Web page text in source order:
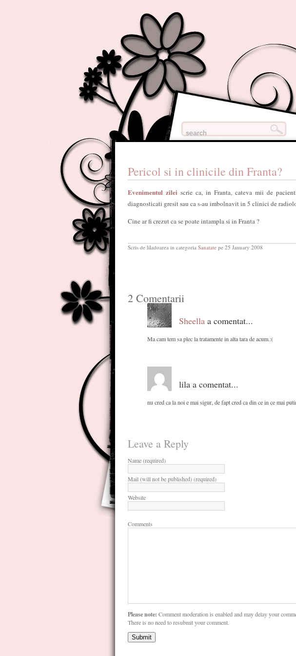
Pericol si in clinicile din Franta?
Evenimentul zilei scrie ca, in Franta, cateva mii de
diagnosticati gresit sau ca s-au imbolnavit in 5 clinici de
Cine ar fi crezut ca se poate intampla si in Franta ?
Scris de liladoarea in categoria Sanatate pe 25 January 2008
2 Comentarii
Sheella a comentat...
Ma cam tem sa plec la tratamente in alta tara de acum.:(
lila a comentat...
nu cred ca la noi e mai sigur, de fapt cred ca din ce in ce mai
Leave a Reply
Name (required)
Mail (will not be published) (required)
Website
Comments
Please note: Comment moderation is enabled and may delay your
There is no need to resubmit your comment.